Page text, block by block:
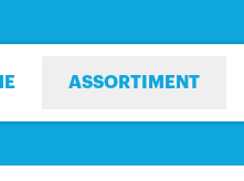
ASSORTIMENT